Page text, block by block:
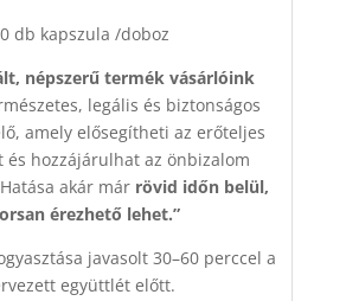
db kapszula /doboz
népszerű termék vásárlóink
legális és biztonságos
amely elősegítheti az erőteljes
és hozzájárulhat az önbizalom
akár már rövid időn belül,
érezhető lehet.”
javasolt 30–60 perccel a
együttlét előtt.